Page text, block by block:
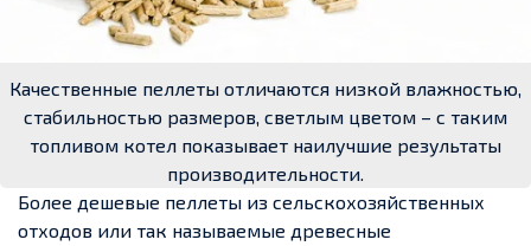
Качественные пеллеты отличаются низкой влажностью,
стабильностью размеров, светлым цветом – с таким
топливом котел показывает наилучшие результаты
производительности.
Более дешевые пеллеты из сельскохозяйственных
отходов или так называемые древесные